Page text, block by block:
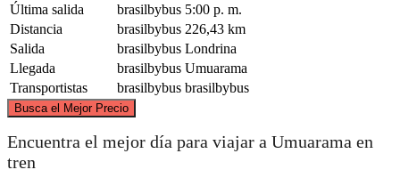
Última salida
brasilbybus 5:00 p. m.
Distancia
brasilbybus 226,43 km
Salida
brasilbybus Londrina
Llegada
brasilbybus Umuarama
Transportistas
brasilbybus brasilbybus
Busca el Mejor Precio
©CARTO, ©
Encuentra el mejor día para viajar a Umuarama en
tren